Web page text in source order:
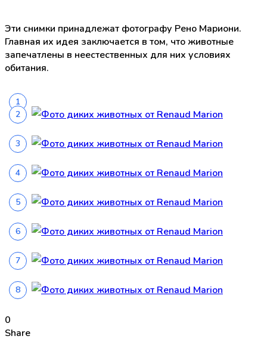
Эти снимки принадлежат фотографу Рено Мариони.
Главная их идея заключается в том, что животные
запечатлены в неестественных для них условиях
обитания.
0
Share